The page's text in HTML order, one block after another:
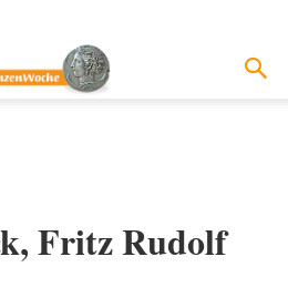
Fritz Rudolf